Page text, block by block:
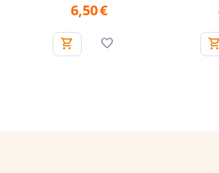
6,50€